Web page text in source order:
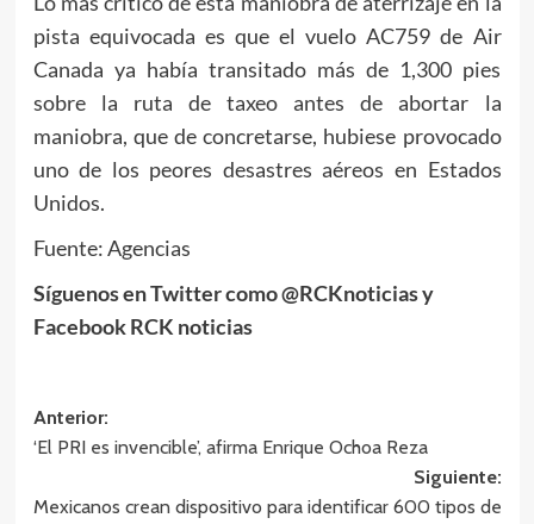
pista equivocada es que el vuelo AC759 de Air
Canada ya había transitado más de 1,300 pies
sobre la ruta de taxeo antes de abortar la
maniobra, que de concretarse, hubiese provocado
uno de los peores desastres aéreos en Estados
Unidos.
Fuente: Agencias
Síguenos en Twitter como @RCKnoticias y
Facebook RCK noticias
Navegación
de
entradas
Anterior:
‘El PRI es invencible’, afirma Enrique Ochoa Reza
Siguiente:
Mexicanos crean dispositivo para identificar 600 tipos de